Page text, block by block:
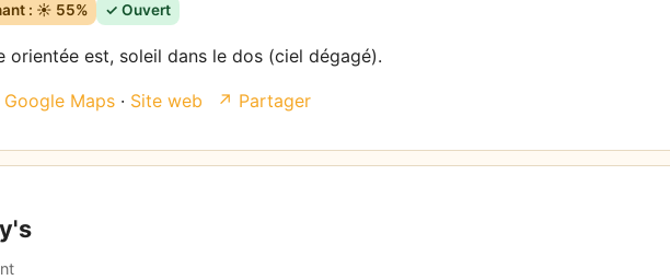
: ☀️ 55% ✓ Ouvert
orientée est, soleil dans le dos (ciel dégagé).
Maps · Site web ↗ Partager